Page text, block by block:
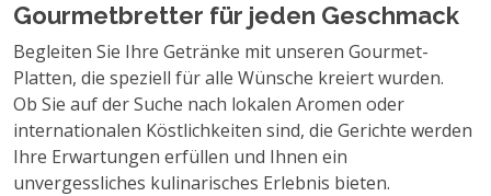
Gourmetbretter für jeden Geschmack
Begleiten Sie Ihre Getränke mit unseren Gourmet-
Platten, die speziell für alle Wünsche kreiert wurden.
Ob Sie auf der Suche nach lokalen Aromen oder
internationalen Köstlichkeiten sind, die Gerichte werden
Ihre Erwartungen erfüllen und Ihnen ein
unvergessliches kulinarisches Erlebnis bieten.